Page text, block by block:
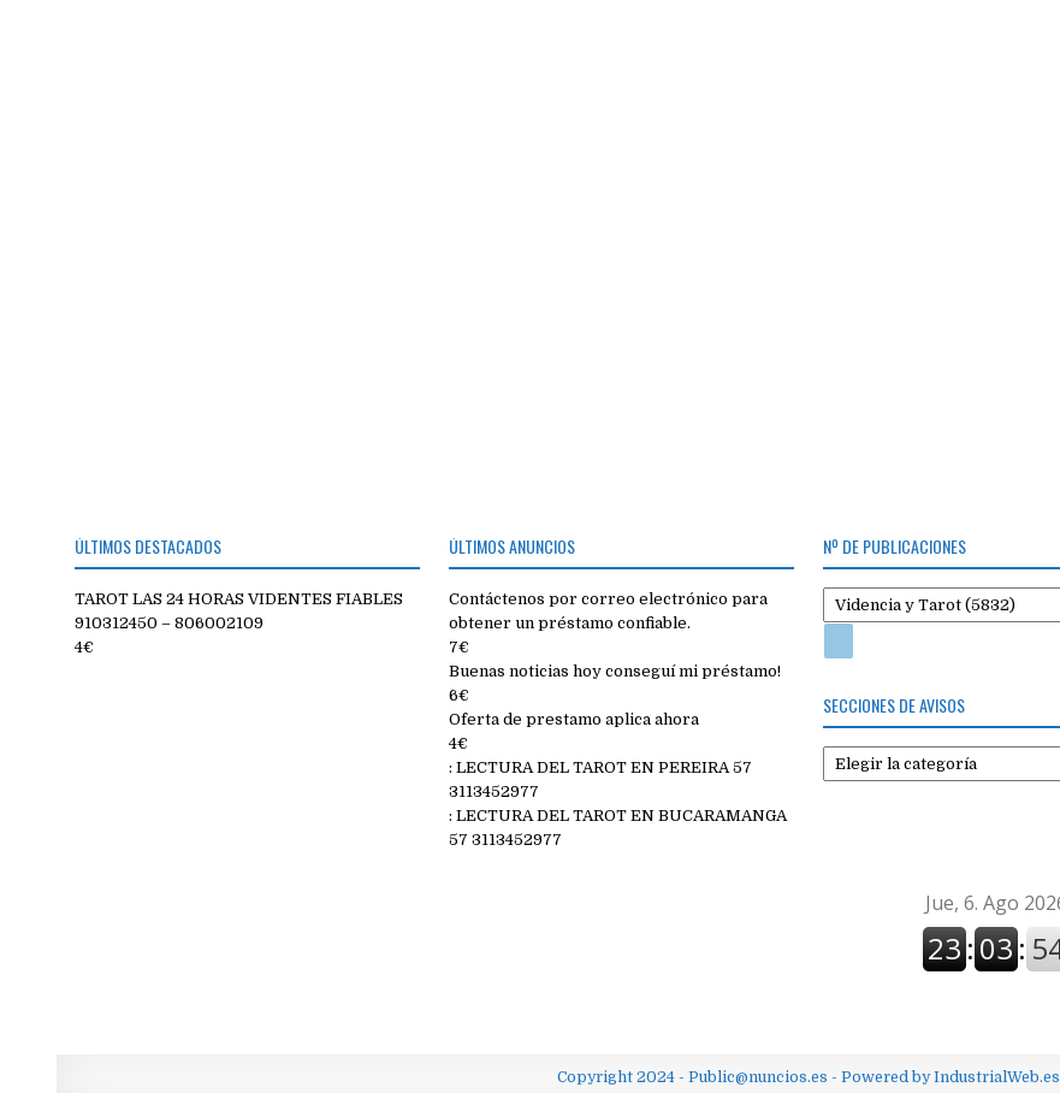
ÚLTIMOS DESTACADOS
TAROT LAS 24 HORAS VIDENTES FIABLES
910312450 – 806002109
4€
ÚLTIMOS ANUNCIOS
Contáctenos por correo electrónico para
obtener un préstamo confiable.
7€
Buenas noticias hoy conseguí mi préstamo!
6€
Oferta de prestamo aplica ahora
4€
: LECTURA DEL TAROT EN PEREIRA 57
3113452977
: LECTURA DEL TAROT EN BUCARAMANGA
57 3113452977
Nº DE PUBLICACIONES
SECCIONES DE AVISOS
Secciones
de
Copyright 2024 - Public@nuncios.es - Powered by IndustrialWeb.es